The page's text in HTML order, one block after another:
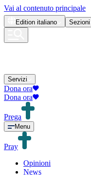
Vai al contenuto principale
Edition italiano Sezioni
Servizi
Dona ora
Dona ora
Prega
Menu
Pray
Opinioni
News